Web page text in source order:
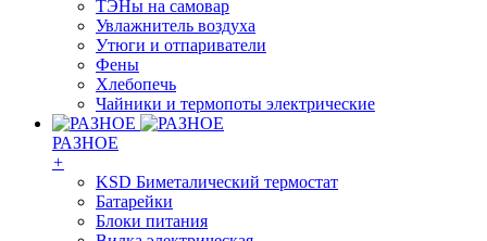
ТЭНы на самовар
Увлажнитель воздуха
Утюги и отпариватели
Фены
Хлебопечь
Чайники и термопоты электрические
РАЗНОЕ
+
KSD Биметалический термостат
Батарейки
Блоки питания